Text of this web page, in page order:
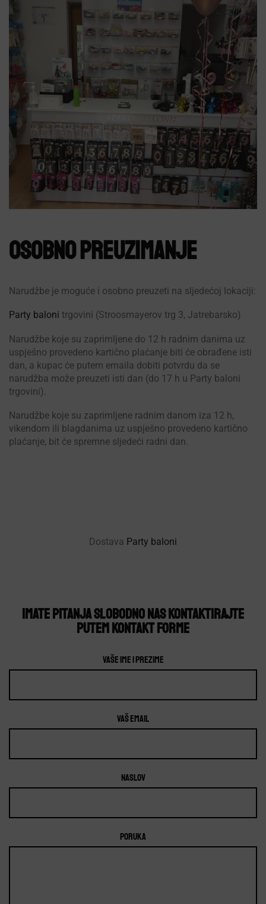
OSOBNO PREUZIMANJE
Narudžbe je moguće i osobno preuzeti na sljedećoj lokaciji:
Party baloni trgovini (Stroosmayerov trg 3, Jatrebarsko)
Narudžbe koje su zaprimljene do 12 h radnim danima uz
uspješno provedeno kartično plaćanje biti će obrađene isti
dan, a kupac će putem emaila dobiti potvrdu da se
narudžba može preuzeti isti dan (do 17 h u Party baloni
trgovini).
Narudžbe koje su zaprimljene radnim danom iza 12 h,
vikendom ili blagdanima uz uspješno provedeno kartično
plaćanje, bit će spremne sljedeći radni dan.
Dostava Party baloni
IMATE PITANJA SLOBODNO NAS KONTAKTIRAJTE
PUTEM KONTAKT FORME
Vaše ime i prezime
Vaš Email
Naslov
Poruka